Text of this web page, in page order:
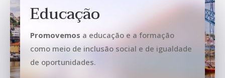
Educação
Promovemos a educação e a formação
como meio de inclusão social e de igualdade
de oportunidades.